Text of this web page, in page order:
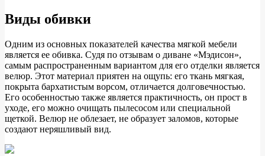
Виды обивки
Одним из основных показателей качества мягкой мебели
является ее обивка. Судя по отзывам о диване «Мэдисон»,
самым распространенным вариантом для его отделки является
велюр. Этот материал приятен на ощупь: его ткань мягкая,
покрыта бархатистым ворсом, отличается долговечностью.
Его особенностью также является практичность, он прост в
уходе, его можно очищать пылесосом или специальной
щеткой. Велюр не облезает, не образует заломов, которые
создают неряшливый вид.